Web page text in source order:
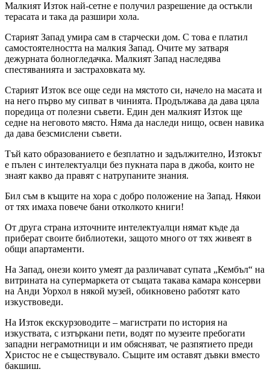
Малкият Изток най-сетне е получил разрешение да остъкли
терасата и така да разшири хола.
Старият Запад умира сам в старчески дом. С това е платил
самостоятелността на малкия Запад. Очите му затваря
дежурната болногледачка. Малкият Запад наследява
спестяванията и застраховката му.
Старият Изток все още седи на мястото си, начело на масата и
на него първо му сипват в чинията. Продължава да дава цяла
поредица от полезни съвети. Един ден малкият Изток ще
седне на неговото място. Няма да наследи нищо, освен навика
да дава безсмислени съвети.
Тъй като образованието е безплатно и задължително, Изтокът
е пълен с интелектуалци без пукната пара в джоба, които не
знаят какво да правят с натрупаните знания.
Бил съм в къщите на хора с добро положение на Запад. Някои
от тях имаха повече бани отколкото книги!
От друга страна източните интелектуалци нямат къде да
приберат своите библиотеки, защото много от тях живеят в
общи апартаменти.
На Запад, онези които умеят да различават супата „Кембъл“ на
витрината на супермаркета от същата такава камара консерви
на Анди Уорхол в някой музей, обикновено работят като
изкуствоведи.
На Изток екскурзоводите – магистрати по история на
изкуствата, с изтъркани пети, водят по музеите пребогати
западни неграмотници и им обясняват, че разпятието преди
Христос не е съществувало. Същите им оставят дъвки вместо
бакшиш.